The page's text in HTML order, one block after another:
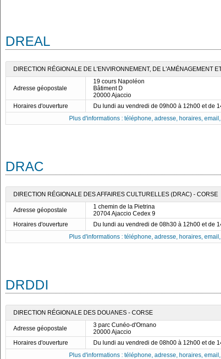
DREAL
DIRECTION RÉGIONALE DE L'ENVIRONNEMENT, DE L'AMÉNAGEMENT
Adresse géopostale
19 cours Napoléon
Bâtiment D
20000 Ajaccio
Horaires d'ouverture
Du lundi au vendredi de 09h00 à 12h00 et de
Plus d'informations : téléphone, adresse, horaires,
DRAC
DIRECTION RÉGIONALE DES AFFAIRES CULTURELLES (DRAC) - CORSE
Adresse géopostale
1 chemin de la Pietrina
20704 Ajaccio Cedex 9
Horaires d'ouverture
Du lundi au vendredi de 08h30 à 12h00 et de
Plus d'informations : téléphone, adresse, horaires,
DRDDI
DIRECTION RÉGIONALE DES DOUANES - CORSE
Adresse géopostale
3 parc Cunéo-d'Ornano
20000 Ajaccio
Horaires d'ouverture
Du lundi au vendredi de 08h00 à 12h00 et de
Plus d'informations : téléphone, adresse, horaires,